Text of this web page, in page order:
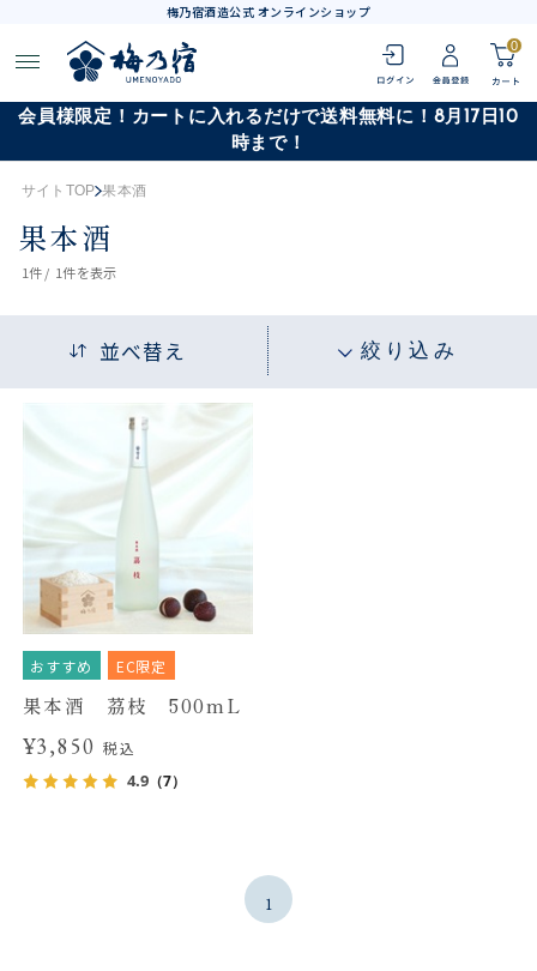
梅乃宿酒造公式 オンラインショップ
0
会員様限定！カートに入れるだけで送料無料に！8月17日10
時まで！
サイトTOP 果本酒
果本酒
1件 / 1件を表示
並べ替え 絞り込み
おすすめ EC限定
果本酒 茘枝 500mL
¥3,850税込
4.9（7）
1